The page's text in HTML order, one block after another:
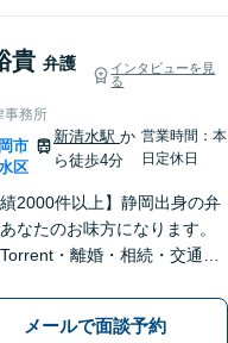
貴 弁護
インタビューを見
る
事務所
市
区
新清水駅か
ら徒歩4分
営業時間：本
日定休日
績2000件以上】静岡出身の弁
なたのお味方になります。
・離婚・相続・交通事
い。初回電話10分無料。全国
身なサポートをいたします。
メールで面談予約